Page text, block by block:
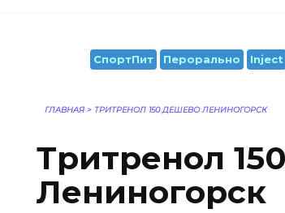
СпортПит Перорально Inject
ГЛАВНАЯ > ТРИТРЕНОЛ 150 ДЕШЕВО ЛЕНИНОГОРСК
Тритренол
Лениногорск